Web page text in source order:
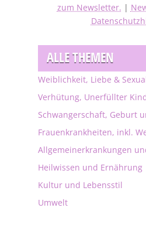
zum Newsletter. |
ALLE THEMEN
Weiblichkeit, Liebe &
Verhütung, Unerfüllter
Schwangerschaft, Geburt
Frauenkrankheiten, inkl.
Allgemeinerkrankungen
Heilwissen und Ernährung
Kultur und Lebensstil
Umwelt